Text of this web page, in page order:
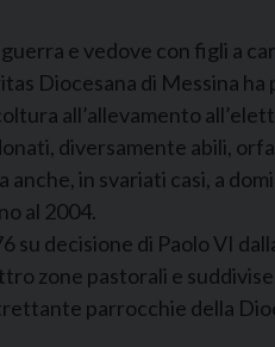
e vedove con figli a
Diocesana di Messina
all’allevamento
diversamente abili,
in svariati casi, a
al 2004.
su decisione di Paolo VI
zone pastorali e
parrocchie della